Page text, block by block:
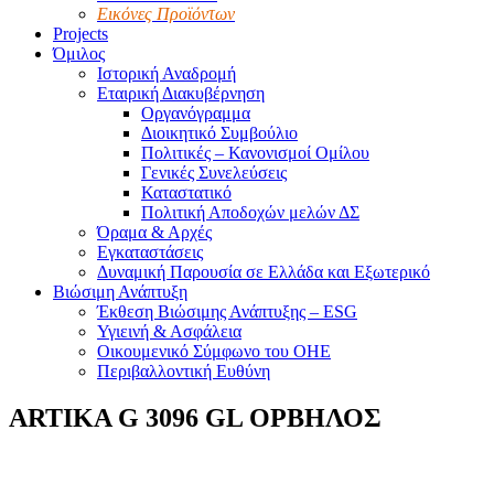
Εικόνες Προϊόντων
Projects
Όμιλος
Ιστορική Αναδρομή
Εταιρική Διακυβέρνηση
Οργανόγραμμα
Διοικητικό Συμβούλιο
Πολιτικές – Κανονισμοί Ομίλου
Γενικές Συνελεύσεις
Καταστατικό
Πολιτική Αποδοχών μελών ΔΣ
Όραμα & Αρχές
Εγκαταστάσεις
Δυναμική Παρουσία σε Ελλάδα και Εξωτερικό
Βιώσιμη Ανάπτυξη
Έκθεση Βιώσιμης Ανάπτυξης – ESG
Υγιεινή & Ασφάλεια
Οικουμενικό Σύμφωνο του ΟΗΕ
Περιβαλλοντική Ευθύνη
ARTIKA G 3096 GL ΟΡΒΗΛΟΣ